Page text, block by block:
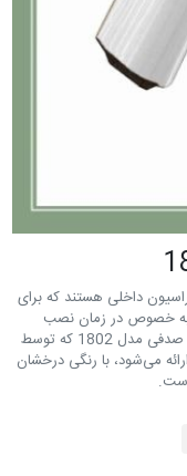
داخلی هستند که برای
به خصوص در زمان نصب
پارکت و لمینت، استفاده می‌شوند. اسکوتی 3 سانت صدفی مدل 1802 که توسط
می‌شود، با رنگی درخشان